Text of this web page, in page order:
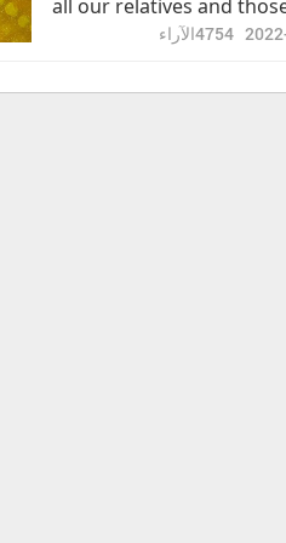
all our relatives and
are close to us as
Light and Sound
4754الآراء